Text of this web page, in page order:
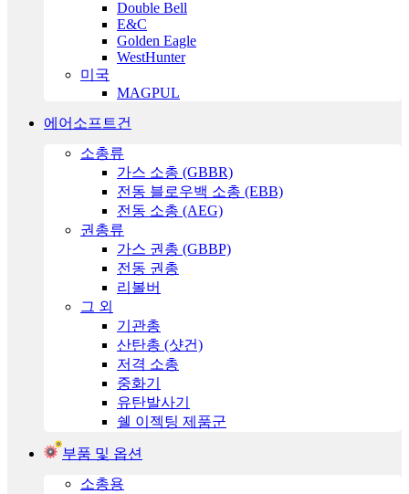
Double Bell
E&C
Golden Eagle
WestHunter
미국
MAGPUL
에어소프트건
소총류
가스 소총 (GBBR)
전동 블로우백 소총 (EBB)
전동 소총 (AEG)
권총류
가스 권총 (GBBP)
전동 권총
리볼버
그 외
기관총
산탄총 (샷건)
저격 소총
중화기
유탄발사기
쉘 이젝팅 제품군
부품 및 옵션
소총용